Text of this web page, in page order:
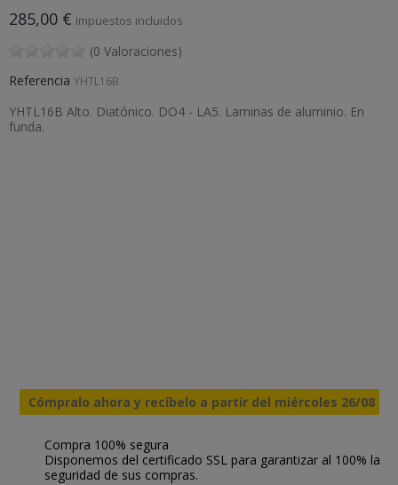
285,00 € Impuestos incluidos
(0 Valoraciones)
Referencia YHTL16B
YHTL16B Alto. Diatónico. DO4 - LA5. Laminas de aluminio. En
funda.
Cómpralo ahora y recíbelo a partir del miércoles 26/08
Compra 100% segura
Disponemos del certificado SSL para garantizar al 100% la
seguridad de sus compras.